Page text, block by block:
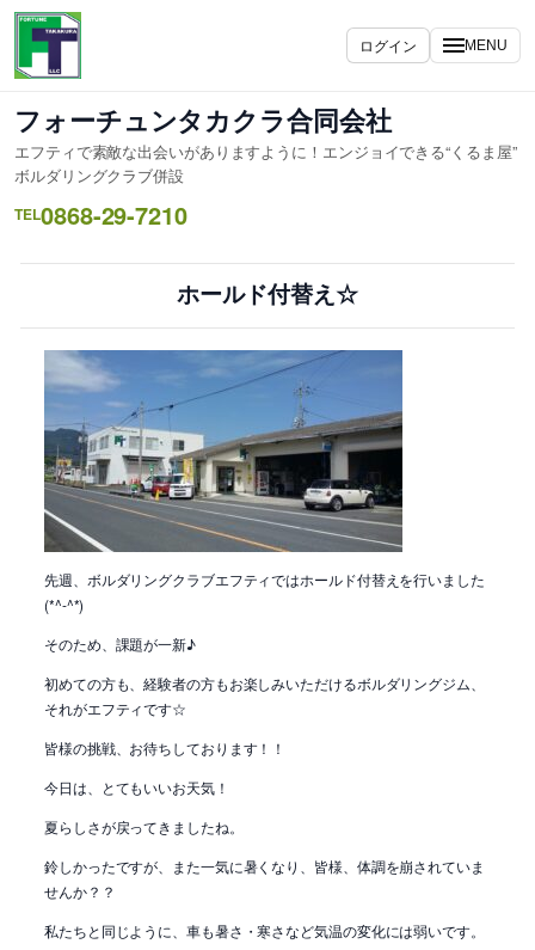
内
を
キ
ッ
プ
ログイン MENU
フォーチュンタカクラ合同会社
エフティで素敵な出会いがありますように！エンジョイできる“くるま屋”
ボルダリングクラブ併設
TEL0868-29-7210
ホールド付替え☆
先週、ボルダリングクラブエフティではホールド付替えを行いました
(*^-^*)
そのため、課題が一新♪
初めての方も、経験者の方もお楽しみいただけるボルダリングジム、
それがエフティです☆
皆様の挑戦、お待ちしております！！
今日は、とてもいいお天気！
夏らしさが戻ってきましたね。
鈴しかったですが、また一気に暑くなり、皆様、体調を崩されていま
せんか？？
私たちと同じように、車も暑さ・寒さなど気温の変化には弱いです。